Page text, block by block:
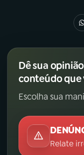
Dê sua
conteúdo que
Escolha sua
Relate